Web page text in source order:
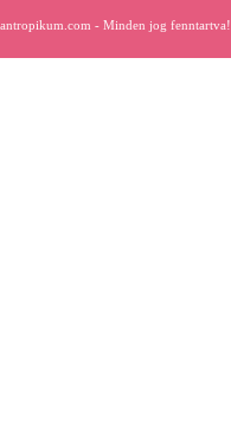
- Minden jog fenntartva!